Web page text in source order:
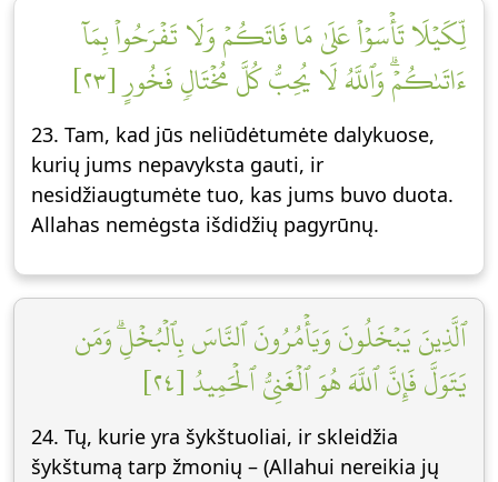
لِّكَيۡلَا تَأۡسَوۡاْ عَلَىٰ مَا فَاتَكُمۡ وَلَا تَفۡرَحُواْ بِمَآ
ءَاتَىٰكُمۡۗ وَٱللَّهُ لَا يُحِبُّ كُلَّ مُخۡتَالٖ فَخُورٍ [٢٣]
23. Tam, kad jūs neliūdėtumėte dalykuose,
kurių jums nepavyksta gauti, ir
nesidžiaugtumėte tuo, kas jums buvo duota.
Allahas nemėgsta išdidžių pagyrūnų.
ٱلَّذِينَ يَبۡخَلُونَ وَيَأۡمُرُونَ ٱلنَّاسَ بِٱلۡبُخۡلِۗ وَمَن
يَتَوَلَّ فَإِنَّ ٱللَّهَ هُوَ ٱلۡغَنِيُّ ٱلۡحَمِيدُ [٢٤]
24. Tų, kurie yra šykštuoliai, ir skleidžia
šykštumą tarp žmonių – (Allahui nereikia jų